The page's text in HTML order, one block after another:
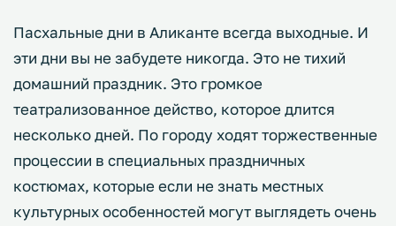
Пасхальные дни в Аликанте всегда выходные. И
эти дни вы не забудете никогда. Это не тихий
домашний праздник. Это громкое
театрализованное действо, которое длится
несколько дней. По городу ходят торжественные
процессии в специальных праздничных
костюмах, которые если не знать местных
культурных особенностей могут выглядеть очень